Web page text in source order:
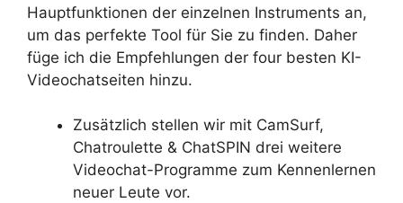
Hauptfunktionen der einzelnen Instruments an,
um das perfekte Tool für Sie zu finden. Daher
füge ich die Empfehlungen der four besten KI-
Videochatseiten hinzu.
Zusätzlich stellen wir mit CamSurf,
Chatroulette & ChatSPIN drei weitere
Videochat-Programme zum Kennenlernen
neuer Leute vor.